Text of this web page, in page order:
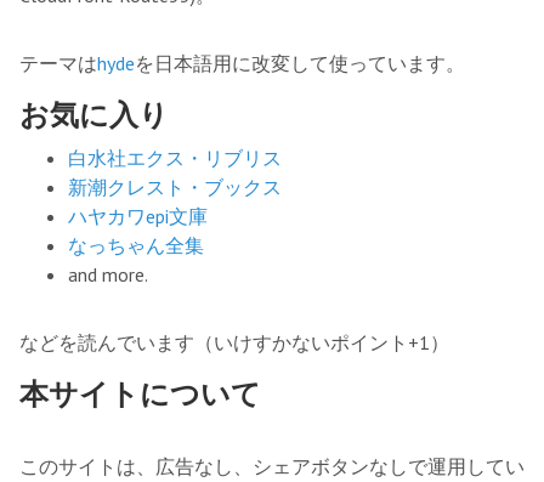
テーマはhydeを日本語用に改変して使っています。
お気に入り
白水社エクス・リブリス
新潮クレスト・ブックス
ハヤカワepi文庫
なっちゃん全集
and more.
などを読んでいます（いけすかないポイント+1）
本サイトについて
このサイトは、広告なし、シェアボタンなしで運用してい